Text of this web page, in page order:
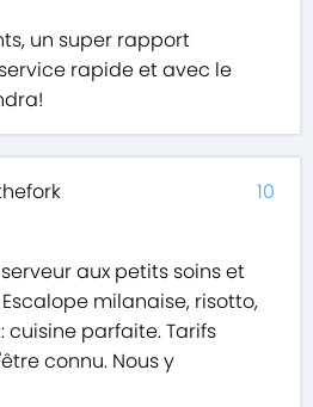
un super rapport
rapide et avec le
aux petits soins et
milanaise, risotto,
cuisine parfaite. Tarifs
connu. Nous y
10